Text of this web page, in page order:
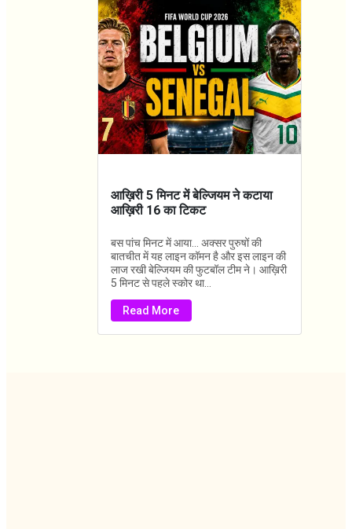
आख़िरी 5 मिनट में बेल्जियम ने कटाया
आख़िरी 16 का टिकट
बस पांच मिनट में आया... अक्सर पुरुषों की
बातचीत में यह लाइन कॉमन है और इस लाइन की
लाज रखी बेल्जियम की फुटबॉल टीम ने। आख़िरी
5 मिनट से पहले स्कोर था...
Read More